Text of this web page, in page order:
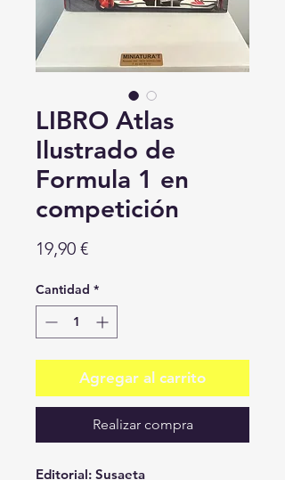
LIBRO Atlas
Ilustrado de
Formula 1 en
competición
19,90 €Precio
Cantidad *
Agregar al carrito
Realizar compra
Editorial: Susaeta